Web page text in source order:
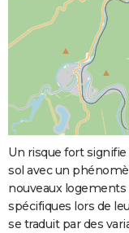
Un risque fort
sol avec un
nouveaux
spécifiques lors de
se traduit par des